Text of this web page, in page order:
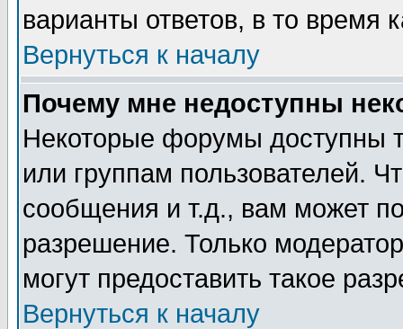
варианты ответов, в то время
Вернуться к началу
Почему мне недоступны
Некоторые форумы доступны
или группам пользователей.
сообщения и т.д., вам может
разрешение. Только
могут предоставить такое
Вернуться к началу